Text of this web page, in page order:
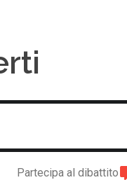
Partecipa al dibattito